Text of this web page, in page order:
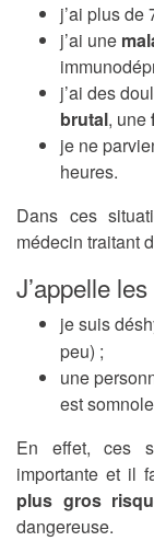
j’ai plus de
j’ai une
j’ai des
brutal, une
je ne
heures.
Dans ces
médecin traitant
J’appelle
je suis
peu) ;
une
est
En effet, ces
importante et il
plus gros
dangereuse.